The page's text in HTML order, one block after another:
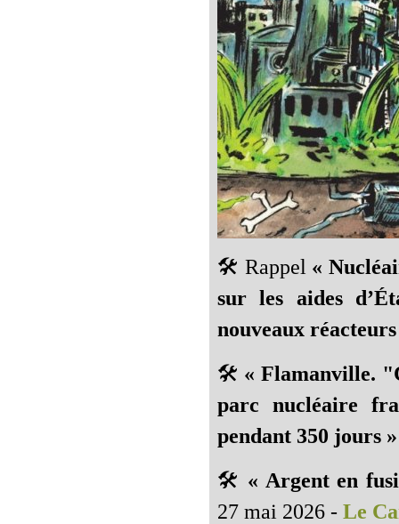
🛠️ Rappel «
sur les aides
nouveaux
🛠️ « Flamanville.
parc nucléaire
pendant 350 jours
🛠️ « Argent en
27 mai 2026 - Le